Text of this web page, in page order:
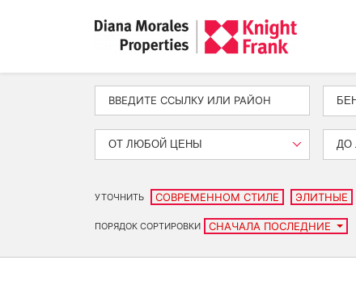
ОТ ЛЮБОЙ ЦЕНЫ ДО
УТОЧНИТЬ СОВРЕМЕННОМ СТИЛЕ ЭЛИТНЫЕ
ПОРЯДОК СОРТИРОВКИ СНАЧАЛА ПОСЛЕДНИЕ